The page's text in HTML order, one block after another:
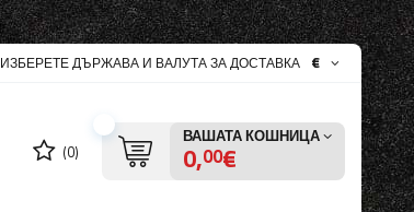
ИЗБЕРЕТЕ ДЪРЖАВА И ВАЛУТА ЗА ДОСТАВКА €
(0)
ВАШАТА КОШНИЦА
0,00€